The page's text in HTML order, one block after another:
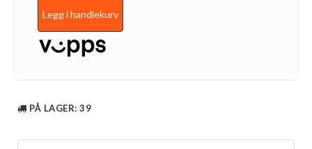
Legg i handlekurv
PÅ LAGER: 39